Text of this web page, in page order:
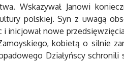
Wskazywał Janowi
polskiej. Syn z uwagą
inicjował nowe
kobietą o silnie
Działyńscy